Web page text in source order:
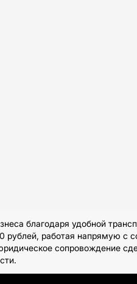
благодаря удобной
работая напрямую с
сопровождение